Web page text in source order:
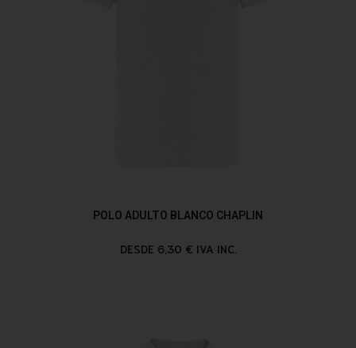
POLO ADULTO BLANCO CHAPLIN
DESDE 6,30 € IVA INC.